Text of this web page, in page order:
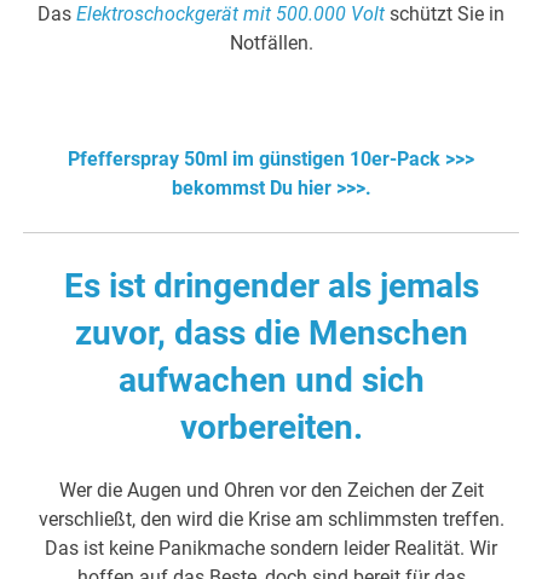
Das Elektroschockgerät mit 500.000 Volt schützt Sie in
Notfällen.
Pfefferspray 50ml im günstigen 10er-Pack >>>
bekommst Du hier >>>.
Es ist dringender als jemals
zuvor, dass die Menschen
aufwachen und sich
vorbereiten.
Wer die Augen und Ohren vor den Zeichen der Zeit
verschließt, den wird die Krise am schlimmsten treffen.
Das ist keine Panikmache sondern leider Realität. Wir